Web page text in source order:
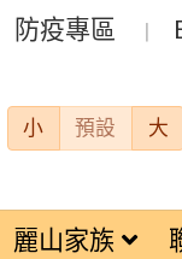
防疫專區
小 預設 大
麗山家族